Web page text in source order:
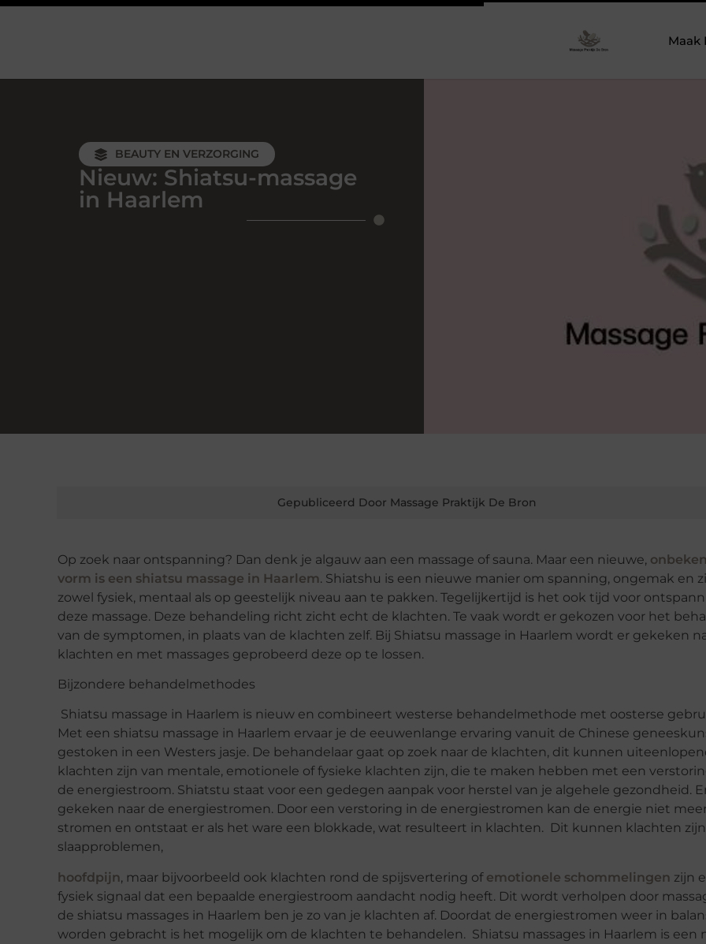
Maak
BEAUTY EN VERZORGING
Nieuw: Shiatsu-massage
in Haarlem
Gepubliceerd Door Massage Praktijk De Bron
Op zoek naar ontspanning? Dan denk je algauw aan een massage of sauna. Maar een nieuwe,
vorm is een shiatsu massage in Haarlem. Shiatshu is een nieuwe manier om spanning, ongemak en
zowel fysiek, mentaal als op geestelijk niveau aan te pakken. Tegelijkertijd is het ook tijd voor
deze massage. Deze behandeling richt zicht echt de klachten. Te vaak wordt er gekozen voor het
van de symptomen, in plaats van de klachten zelf. Bij Shiatsu massage in Haarlem wordt er gekeken
klachten en met massages geprobeerd deze op te lossen.
Bijzondere behandelmethodes
Shiatsu massage in Haarlem is nieuw en combineert westerse behandelmethode met oosterse
Met een shiatsu massage in Haarlem ervaar je de eeuwenlange ervaring vanuit de Chinese
gestoken in een Westers jasje. De behandelaar gaat op zoek naar de klachten, dit kunnen
klachten zijn van mentale, emotionele of fysieke klachten zijn, die te maken hebben met een
de energiestroom. Shiatstu staat voor een gedegen aanpak voor herstel van je algehele gezondheid.
gekeken naar de energiestromen. Door een verstoring in de energiestromen kan de energie niet
stromen en ontstaat er als het ware een blokkade, wat resulteert in klachten. Dit kunnen klachten zijn
slaapproblemen,
hoofdpijn, maar bijvoorbeeld ook klachten rond de spijsvertering ofemotionele schommelingen zijn
fysiek signaal dat een bepaalde energiestroom aandacht nodig heeft. Dit wordt verholpen door
de shiatsu massages in Haarlem ben je zo van je klachten af. Doordat de energiestromen weer in
worden gebracht is het mogelijk om de klachten te behandelen. Shiatsu massages in Haarlem is een